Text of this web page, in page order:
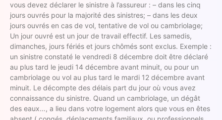
vous devez déclarer le sinistre à l’assureur : – dans les cinq
jours ouvrés pour la majorité des sinistres; – dans les deux
jours ouvrés en cas de vol, tentative de vol ou cambriolage;
Un jour ouvré est un jour de travail effectif. Les samedis,
dimanches, jours fériés et jours chômés sont exclus. Exemple :
un sinistre constaté le vendredi 8 décembre doit être déclaré
au plus tard le jeudi 14 décembre avant minuit, ou pour un
cambriolage ou vol au plus tard le mardi 12 décembre avant
minuit. Le décompte des délais part du jour où vous avez
connaissance du sinistre. Quand un cambriolage, un dégât
des eaux…, a lieu dans votre logement alors que vous en êtes